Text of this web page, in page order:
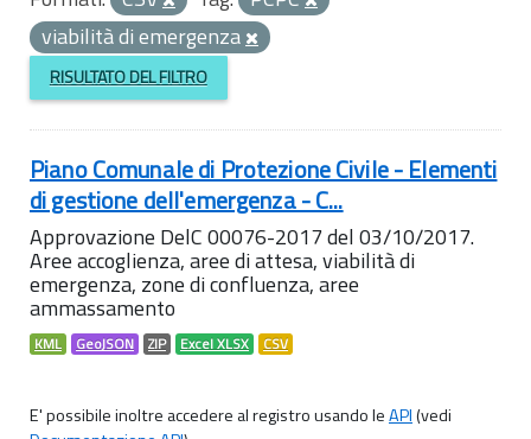
viabilità di emergenza
RISULTATO DEL FILTRO
Piano Comunale di Protezione Civile - Elementi
di gestione dell'emergenza - C...
Approvazione DelC 00076-2017 del 03/10/2017.
Aree accoglienza, aree di attesa, viabilità di
emergenza, zone di confluenza, aree
ammassamento
KML GeoJSON ZIP Excel XLSX CSV
E' possibile inoltre accedere al registro usando leAPI(vedi